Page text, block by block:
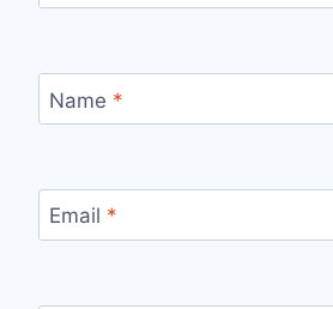
Name *
Email *